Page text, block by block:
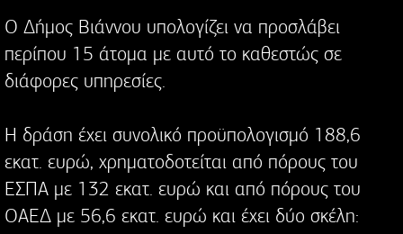
Ο Δήμος Βιάννου υπολογίζει να προσλάβει
περίπου 15 άτομα με αυτό το καθεστώς σε
διάφορες υπηρεσίες.
Η δράση έχει συνολικό προϋπολογισμό 188,6
εκατ. ευρώ, χρηματοδοτείται από πόρους του
ΕΣΠΑ με 132 εκατ. ευρώ και από πόρους του
ΟΑΕΔ με 56,6 εκατ. ευρώ και έχει δύο σκέλη: